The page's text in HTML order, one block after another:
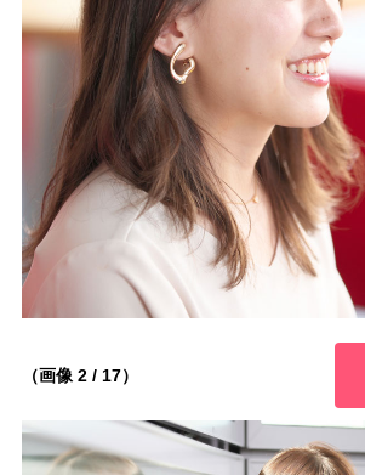
（画像 2 / 17）